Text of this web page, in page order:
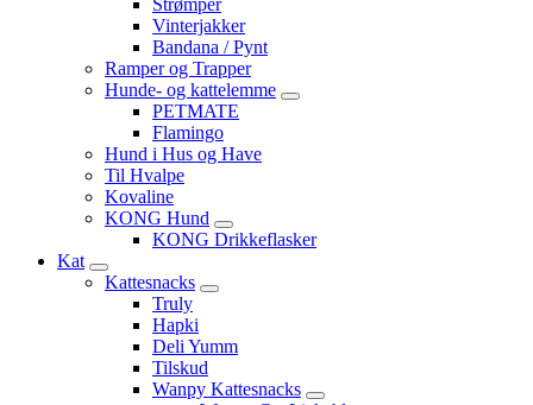
Vinterjakker
Bandana / Pynt
Ramper og Trapper
Hunde- og kattelemme
PETMATE
Flamingo
Hund i Hus og Have
Til Hvalpe
Kovaline
KONG Hund
KONG Drikkeflasker
Kat
Kattesnacks
Truly
Hapki
Deli Yumm
Tilskud
Wanpy Kattesnacks